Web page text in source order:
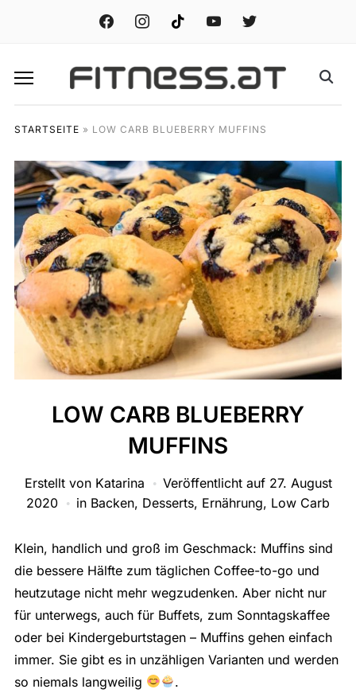
facebook instagramtiktok youtube twitter
STARTSEITE » LOW CARB BLUEBERRY MUFFINS
LOW CARB BLUEBERRY
MUFFINS
Erstellt von Katarina Veröffentlicht auf 27. August
2020
in Backen, Desserts, Ernährung, Low Carb
Klein, handlich und groß im Geschmack: Muffins sind
die bessere Hälfte zum täglichen Coffee-to-go und
heutzutage nicht mehr wegzudenken. Aber nicht nur
für unterwegs, auch für Buffets, zum Sonntagskaffee
oder bei Kindergeburtstagen – Muffins gehen einfach
immer. Sie gibt es in unzähligen Varianten und werden
so niemals langweilig
.